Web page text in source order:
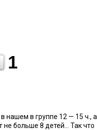
1
нашем в группе 12 — 15 ч., а
больше 8 детей... Так что